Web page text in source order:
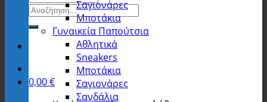
Αναζήτηση
για:
0,00€
Σαγιονάρες
Μποτάκια
Γυναικεία Παπούτσια
Αθλητικά
Sneakers
Μποτάκια
Σαγιονάρες
Σανδάλια